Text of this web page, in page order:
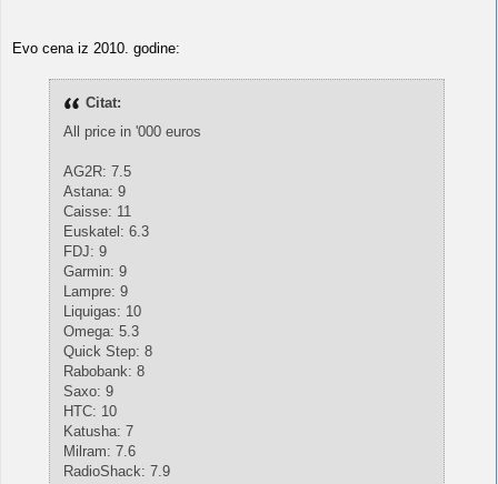
Evo cena iz 2010. godine:
Citat:
All price in '000 euros
AG2R: 7.5
Astana: 9
Caisse: 11
Euskatel: 6.3
FDJ: 9
Garmin: 9
Lampre: 9
Liquigas: 10
Omega: 5.3
Quick Step: 8
Rabobank: 8
Saxo: 9
HTC: 10
Katusha: 7
Milram: 7.6
RadioShack: 7.9